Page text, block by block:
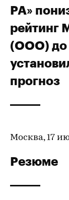
РА»
рейтинг
(ООО) до
прогноз
Москва, 17
Резюме